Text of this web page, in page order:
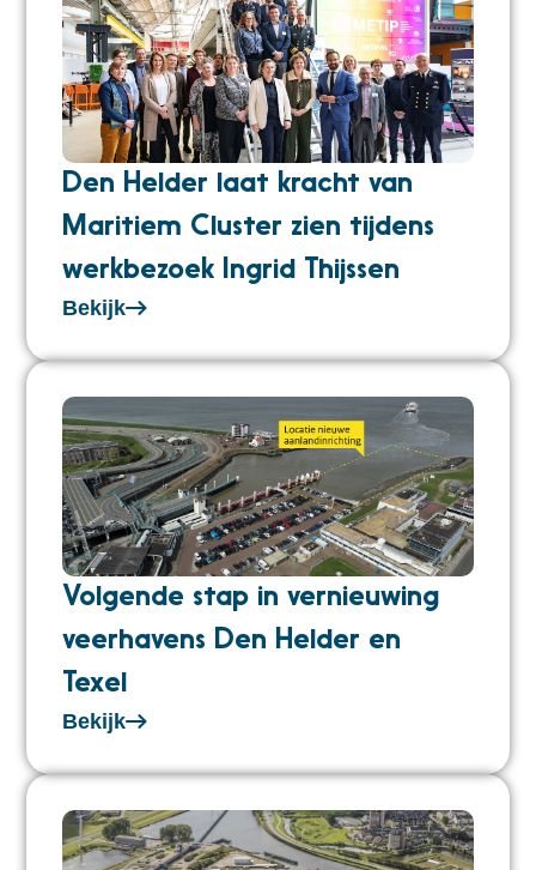
Den Helder laat kracht van
Maritiem Cluster zien tijdens
werkbezoek Ingrid Thijssen
Bekijk
Volgende stap in vernieuwing
veerhavens Den Helder en
Texel
Bekijk